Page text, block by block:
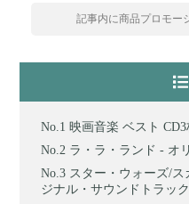
記事内に商品プロモー
映画音楽 ベスト
ラ・ラ・ランド - オ
スター・ウォーズ/
ジナル・サウンドトラッ